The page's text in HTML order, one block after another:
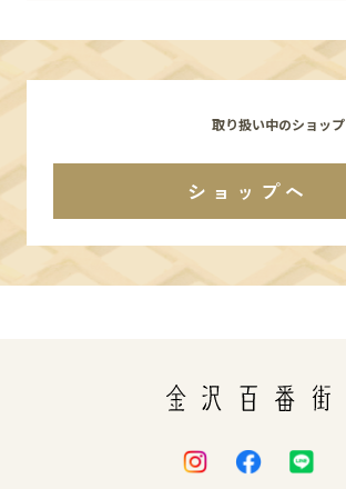
イベント
館内サービス
施設からのお知らせ
スタッフ募集
取り扱い中のショップ
ショップへ